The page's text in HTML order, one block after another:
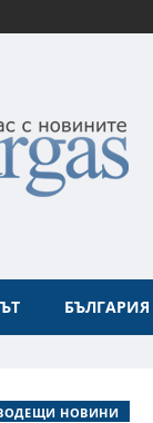
БЪЛГАРИЯ
НОВИНИ